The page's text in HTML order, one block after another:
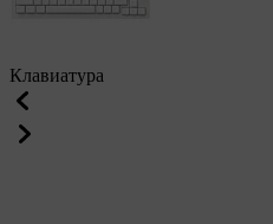
Клавиатура